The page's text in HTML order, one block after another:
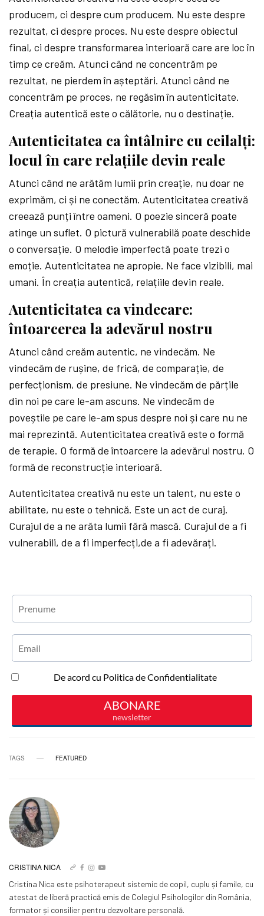
producem, ci despre cum producem. Nu este despre
rezultat, ci despre proces. Nu este despre obiectul
final, ci despre transformarea interioară care are loc în
timp ce creăm. Atunci când ne concentrăm pe
rezultat, ne pierdem în așteptări. Atunci când ne
concentrăm pe proces, ne regăsim în autenticitate.
Creația autentică este o călătorie, nu o destinație.
Autenticitatea ca întâlnire cu ceilalți:
locul în care relațiile devin reale
Atunci când ne arătăm lumii prin creație, nu doar ne
exprimăm, ci și ne conectăm. Autenticitatea creativă
creează punți între oameni. O poezie sinceră poate
atinge un suflet. O pictură vulnerabilă poate deschide
o conversație. O melodie imperfectă poate trezi o
emoție. Autenticitatea ne apropie. Ne face vizibili, mai
umani. În creația autentică, relațiile devin reale.
Autenticitatea ca vindecare:
întoarcerea la adevărul nostru
Atunci când creăm autentic, ne vindecăm. Ne
vindecăm de rușine, de frică, de comparație, de
perfecționism, de presiune. Ne vindecăm de părțile
din noi pe care le-am ascuns. Ne vindecăm de
poveștile pe care le-am spus despre noi și care nu ne
mai reprezintă. Autenticitatea creativă este o formă
de terapie. O formă de întoarcere la adevărul nostru. O
formă de reconstrucție interioară.
Autenticitatea creativă nu este un talent, nu este o
abilitate, nu este o tehnică. Este un act de curaj.
Curajul de a ne arăta lumii fără mască. Curajul de a fi
vulnerabili, de a fi imperfecți,de a fi adevărați.
TAGS FEATURED
CRISTINA NICA
Cristina Nica este psihoterapeut sistemic de copil, cuplu și famile, cu
atestat de liberă practică emis de Colegiul Psihologilor din România,
formator și consilier pentru dezvoltare personală.